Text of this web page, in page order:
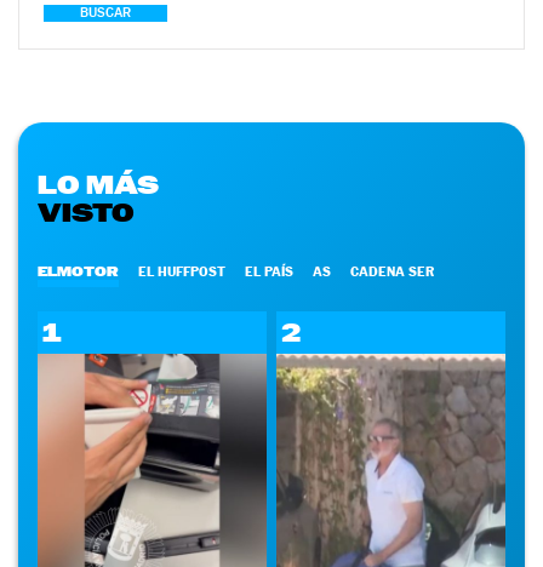
BUSCAR
LO MÁS
VISTO
ELMOTOR EL HUFFPOST EL PAÍS AS CADENA SER
1 2